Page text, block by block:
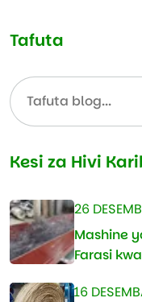
Tafuta
Kesi za Hivi
26
Mashine
Farasi
16